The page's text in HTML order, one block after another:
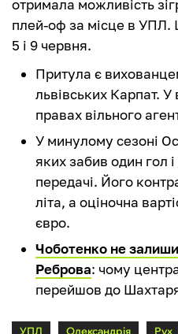
отримала можливість
плей-оф за місце в УПЛ.
5 і 9 червня.
Притула є
львівських Карпат. У
правах вільного
У минулому сезоні
яких забив один гол
передачі. Його
літа, а оціночна
євро.
Чоботенко не
Реброва: чому
перейшов до
УПЛ Олександрія Рух